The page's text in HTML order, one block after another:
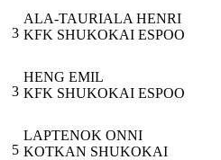
3
ALA-TAURIALA HENRI
KFK SHUKOKAI ESPOO
3
HENG EMIL
KFK SHUKOKAI ESPOO
5
LAPTENOK ONNI
KOTKAN SHUKOKAI